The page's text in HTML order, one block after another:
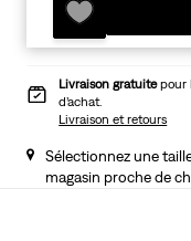
Livraison gratuitepour
d’achat.
Livraison et retours
Sélectionnez une
magasin proche de